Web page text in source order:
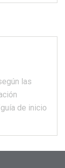
las
de inicio